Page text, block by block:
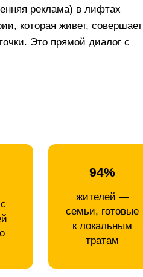
реклама) в лифтах
которая живет, совершает
Это прямой диалог с
94%
жителей —
семьи, готовые
к локальным
тратам